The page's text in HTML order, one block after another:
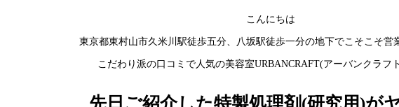
こんにちは
東京都東村山市久米川駅徒歩五分、八坂駅徒歩一分の地下でこそこそ営
こだわり派の口コミで人気の美容室URBANCRAFT(アーバンクラフ